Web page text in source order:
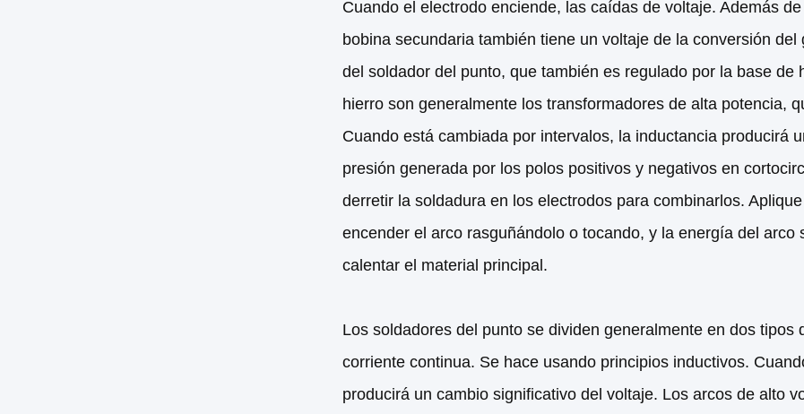
Cuando el electrodo enciende, las caídas de voltaje. Además
bobina secundaria también tiene un voltaje de la conversión
del soldador del punto, que también es regulado por la base
hierro son generalmente los transformadores de alta potencia,
Cuando está cambiada por intervalos, la inductancia producirá
presión generada por los polos positivos y negativos en
derretir la soldadura en los electrodos para combinarlos.
encender el arco rasguñándolo o tocando, y la energía del
calentar el material principal.
Los soldadores del punto se dividen generalmente en dos
corriente continua. Se hace usando principios inductivos.
producirá un cambio significativo del voltaje. Los arcos de alto